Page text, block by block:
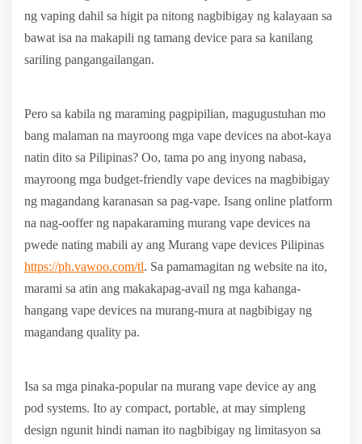
ng vaping dahil sa higit pa nitong nagbibigay ng kalayaan sa
bawat isa na makapili ng tamang device para sa kanilang
sariling pangangailangan.
Pero sa kabila ng maraming pagpipilian, magugustuhan mo
bang malaman na mayroong mga vape devices na abot-kaya
natin dito sa Pilipinas? Oo, tama po ang inyong nabasa,
mayroong mga budget-friendly vape devices na magbibigay
ng magandang karanasan sa pag-vape. Isang online platform
na nag-ooffer ng napakaraming murang vape devices na
pwede nating mabili ay ang Murang vape devices Pilipinas
https://ph.vawoo.com/tl. Sa pamamagitan ng website na ito,
marami sa atin ang makakapag-avail ng mga kahanga-
hangang vape devices na murang-mura at nagbibigay ng
magandang quality pa.
Isa sa mga pinaka-popular na murang vape device ay ang
pod systems. Ito ay compact, portable, at may simpleng
design ngunit hindi naman ito nagbibigay ng limitasyon sa